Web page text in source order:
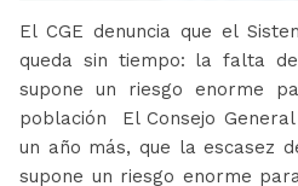
El CGE denuncia que el
queda sin tiempo: la falta
supone un riesgo enorme
población El Consejo
un año más, que la escasez
supone un riesgo enorme